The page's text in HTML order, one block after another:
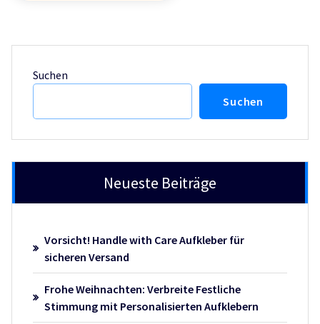
Suchen
Suchen
Neueste Beiträge
Vorsicht! Handle with Care Aufkleber für
sicheren Versand
Frohe Weihnachten: Verbreite Festliche
Stimmung mit Personalisierten Aufklebern